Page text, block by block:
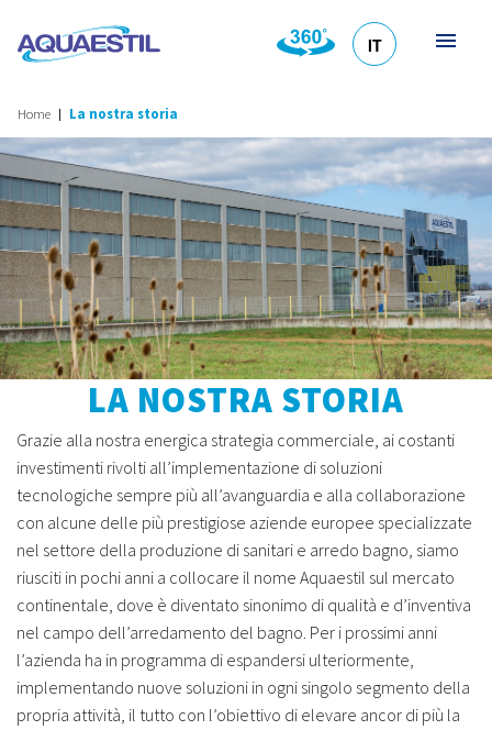
IT
Home La nostra storia
LA NOSTRA STORIA
Grazie alla nostra energica strategia commerciale, ai costanti
investimenti rivolti all’implementazione di soluzioni
tecnologiche sempre più all’avanguardia e alla collaborazione
con alcune delle più prestigiose aziende europee specializzate
nel settore della produzione di sanitari e arredo bagno, siamo
riusciti in pochi anni a collocare il nome Aquaestil sul mercato
continentale, dove è diventato sinonimo di qualità e d’inventiva
nel campo dell’arredamento del bagno. Per i prossimi anni
l’azienda ha in programma di espandersi ulteriormente,
implementando nuove soluzioni in ogni singolo segmento della
propria attività, il tutto con l’obiettivo di elevare ancor di più la